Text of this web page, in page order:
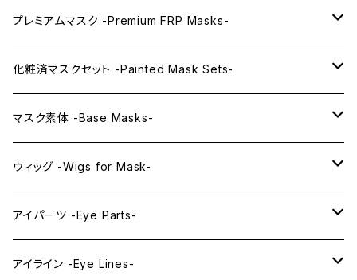
プレミアムマスク -Premium FRP Masks-
KAWAII PREMIUM Mask & Wig Sets
プレミアムマスク素体-Premium base masks-
プレミアムウィッグ -Premium Wigs-
プレミアムレンズアイ -Premium Lens eye-
化粧済マスクセット -Painted Mask Sets-
KAWAII EX series
KAWAII series
IDOL series
PRINCESS series
マスク素体 -Base Masks-
アニメマスク -Anime Masks-
ドールマスク -Doll Masks-
ウィッグ -Wigs for Mask-
ロング -Long-
ミドル -Middle-
アイパーツ -Eye Parts-
レンズアイ -Lens Eyes-
アイライン -Eye Lines-